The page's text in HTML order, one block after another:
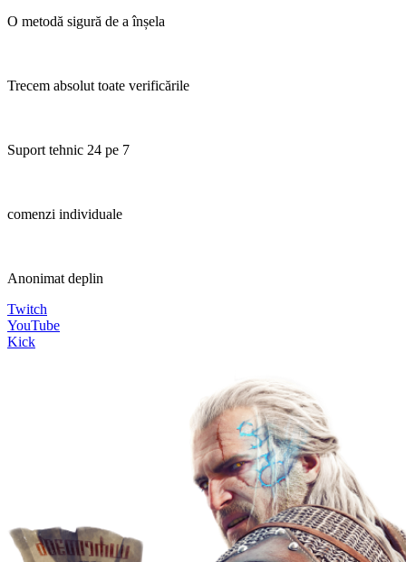
O metodă sigură de a înșela
Trecem absolut toate verificările
Suport tehnic 24 pe 7
comenzi individuale
Anonimat deplin
Twitch
YouTube
Kick